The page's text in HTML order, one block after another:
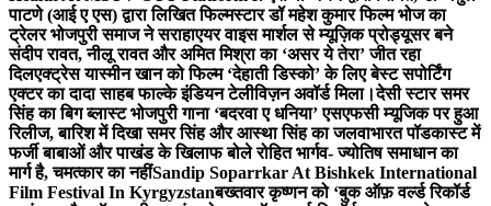
पाटणे (आई ए एस) द्वारा लिखित फिल्मस्टार डॉ महेश कुमार फिल्म भोज का
ट्रेलर भोजपुरी समाज ने सराहाएयर वाइस मार्शल से म्यूज़िक प्रोड्यूसर बने
संदीप रावत, नीलू रावत और अमित मिश्रा का ‘असर ये तेरा’ जीत रहा
दिलएक्ट्रेस यास्मीन खान को फिल्म ‘देहाती डिस्को’ के लिए बेस्ट सपोर्टिंग
एक्टर का दादा साहब फाल्के इंडियन टेलीविज़न अवॉर्ड मिला।देसी स्टार समर
सिंह का बिग ब्लास्ट भोजपुरी गाना ‘बदरवा ए धनिया’ एसएफसी म्यूजिक पर हुआ
रिलीज, बारिश में दिखा समर सिंह और आस्था सिंह का जलवाभारत पॉडकास्ट में
फर्जी बाबाओं और पाखंड के खिलाफ बोले रोहित भार्गव- ज्योतिष समाधान का
मार्ग है, चमत्कार का नहींSandip Soparrkar At Bishkek International
Film Festival In Kyrgyzstanबख्तवार कृष्णन को ‘बुक ऑफ़ वर्ल्ड रिकॉर्ड